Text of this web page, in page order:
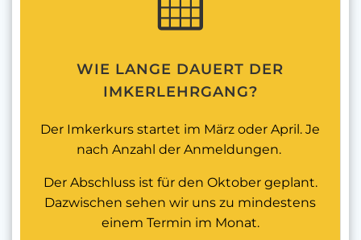
WIE LANGE DAUERT DER
IMKERLEHRGANG?
Der Imkerkurs startet im März oder April. Je
nach Anzahl der Anmeldungen.
Der Abschluss ist für den Oktober geplant.
Dazwischen sehen wir uns zu mindestens
einem Termin im Monat.